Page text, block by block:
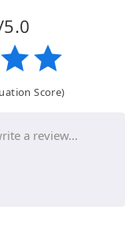
Score)